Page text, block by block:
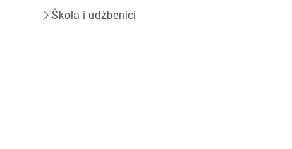
Škola i udžbenici